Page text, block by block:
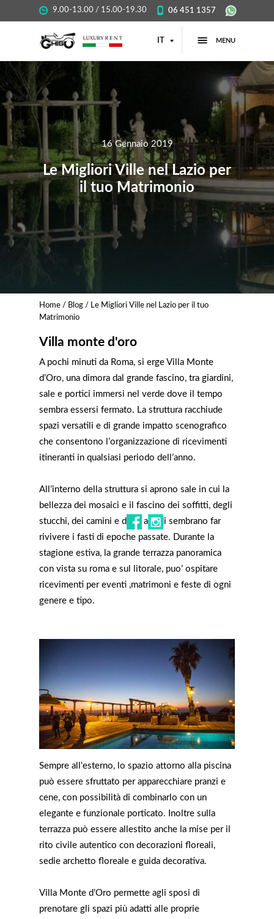
IT
06 451 1357
9.00-13.00 / 15.00-19.30
MENU
Le Migliori Ville nel Lazio per
il tuo Matrimonio
16 Gennaio 2019
Home / Blog / Le Migliori Ville nel Lazio per il tuo
Matrimonio
Villa monte d'oro
A pochi minuti da Roma, si erge Villa Monte
d’Oro, una dimora dal grande fascino, tra giardini,
sale e portici immersi nel verde dove il tempo
sembra essersi fermato. La struttura racchiude
spazi versatili e di grande impatto scenografico
che consentono l’organizzazione di ricevimenti
itineranti in qualsiasi periodo dell’anno.
All’interno della struttura si aprono sale in cui la
bellezza dei mosaici e il fascino dei soffitti, degli
stucchi, dei camini e degli arredi sembrano far
rivivere i fasti di epoche passate. Durante la
stagione estiva, la grande terrazza panoramica
con vista su roma e sul litorale, puo’ ospitare
ricevimenti per eventi ,matrimoni e feste di ogni
genere e tipo.
Sempre all’esterno, lo spazio attorno alla piscina
può essere sfruttato per apparecchiare pranzi e
cene, con possibilità di combinarlo con un
elegante e funzionale porticato. Inoltre sulla
terrazza può essere allestito anche la mise per il
rito civile autentico con decorazioni floreali,
sedie archetto floreale e guida decorativa.
Villa Monte d’Oro permette agli sposi di
prenotare gli spazi più adatti alle proprie